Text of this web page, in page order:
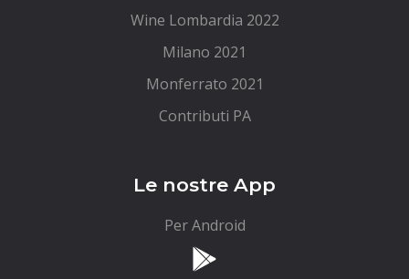
Wine Lombardia 2022
Milano 2021
Monferrato 2021
Contributi PA
Le nostre App
Per Android